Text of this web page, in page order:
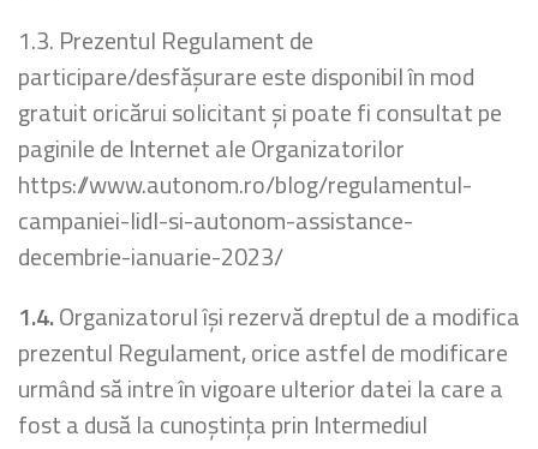
1.3. Prezentul Regulament de
participare/desfăşurare este disponibil în mod
gratuit oricărui solicitant şi poate fi consultat pe
paginile de Internet ale Organizatorilor
https://www.autonom.ro/blog/regulamentul-
campaniei-lidl-si-autonom-assistance-
decembrie-ianuarie-2023/
1.4.Organizatorul îşi rezervă dreptul de a modifica
prezentul Regulament, orice astfel de modificare
urmând să intre în vigoare ulterior datei la care a
fost a dusă la cunoştinţa prin Intermediul